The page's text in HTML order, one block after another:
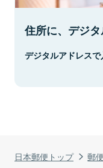
日本郵便トップ 郵
住所に、デジタ
デジタルアドレスで